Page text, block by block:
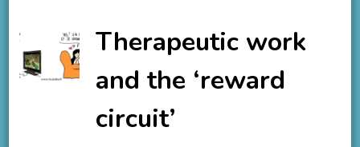
Therapeutic work
and the ‘reward
circuit’